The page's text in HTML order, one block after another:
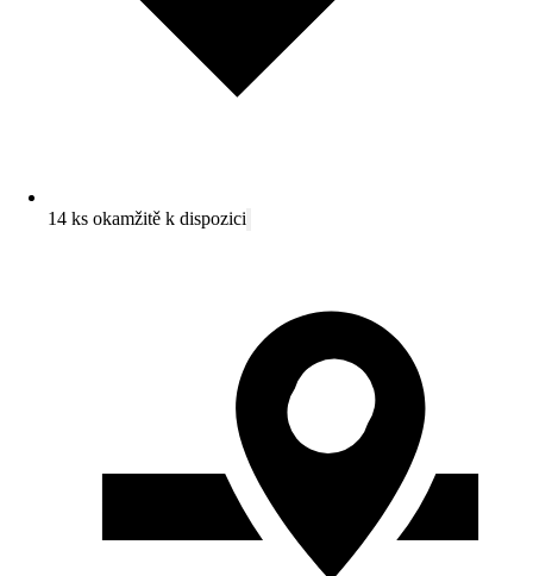
14 ks okamžitě k dispozici